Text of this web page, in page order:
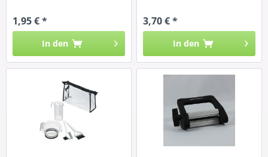
1,95 € *
In den
3,70 € *
In den